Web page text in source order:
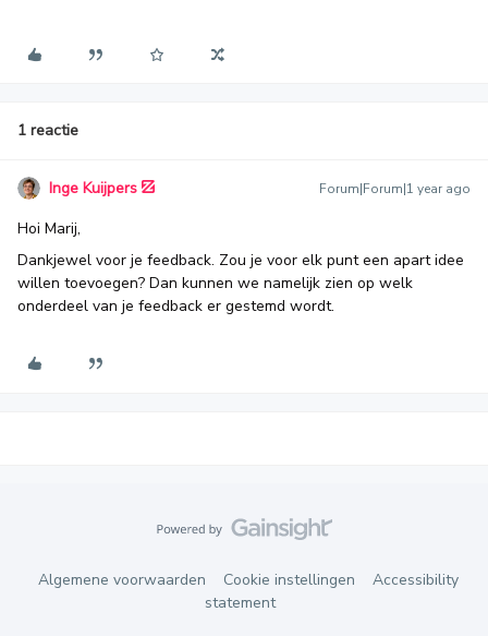
1 reactie
Inge Kuijpers Forum|Forum|1 year ago
Hoi Marij,
Dankjewel voor je feedback. Zou je voor elk punt een apart idee
willen toevoegen? Dan kunnen we namelijk zien op welk
onderdeel van je feedback er gestemd wordt.
Algemene voorwaarden Cookie instellingen
Accessibility
statement